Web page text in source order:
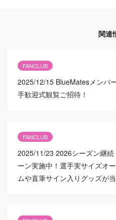
関連
FANCLUB
2025/12/15 BlueMatesメンバ
手歓迎式観覧ご招待！
FANCLUB
2025/11/23 2026シーズン継
ーン実施中！選手実サイズオ
ムや直筆サイン入りグッズが当